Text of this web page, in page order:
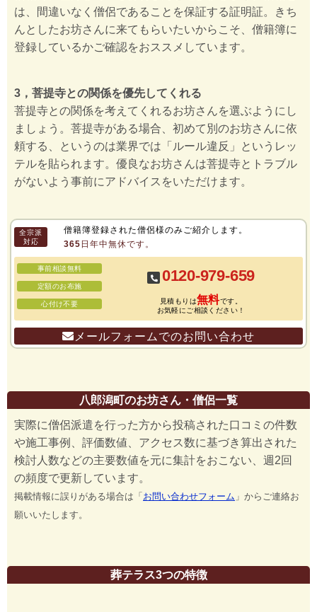
は、間違いなく僧侶であることを保証する証明証。きち
んとしたお坊さんに来てもらいたいからこそ、僧籍簿に
登録しているかご確認をおススメしています。
3，菩提寺との関係を優先してくれる
菩提寺との関係を考えてくれるお坊さんを選ぶようにし
ましょう。菩提寺がある場合、初めて別のお坊さんに依
頼する、というのは業界では「ルール違反」というレッ
テルを貼られます。優良なお坊さんは菩提寺とトラブル
がないよう事前にアドバイスをいただけます。
全宗派
対応
僧籍簿登録された僧侶様のみご紹介します。
365日年中無休です。
事前相談無料
定額のお布施
心付け不要
0120-979-659
見積もりは無料です。
お気軽にご相談ください！
メールフォームでのお問い合わせ
八郎潟町のお坊さん・僧侶一覧
実際に僧侶派遣を行った方から投稿された口コミの件数
や施工事例、評価数値、アクセス数に基づき算出された
検討人数などの主要数値を元に集計をおこない、週2回
の頻度で更新しています。
掲載情報に誤りがある場合は「お問い合わせフォーム 」からご連絡お
願いいたします。
葬テラス3つの特徴